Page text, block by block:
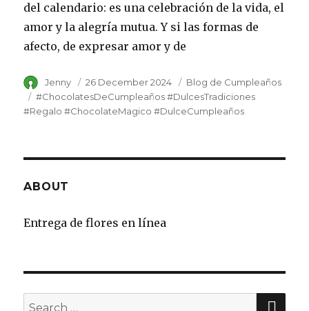
del calendario: es una celebración de la vida, el
amor y la alegría mutua. Y si las formas de
afecto, de expresar amor y de
Author
Jenny
Posted
on
26 December 2024 Category
Blog de Cumpleaños
Tags
#ChocolatesDeCumpleaños #DulcesTradiciones
#Regalo #ChocolateMagico #DulceCumpleaños
ABOUT
Entrega de flores en línea
Search